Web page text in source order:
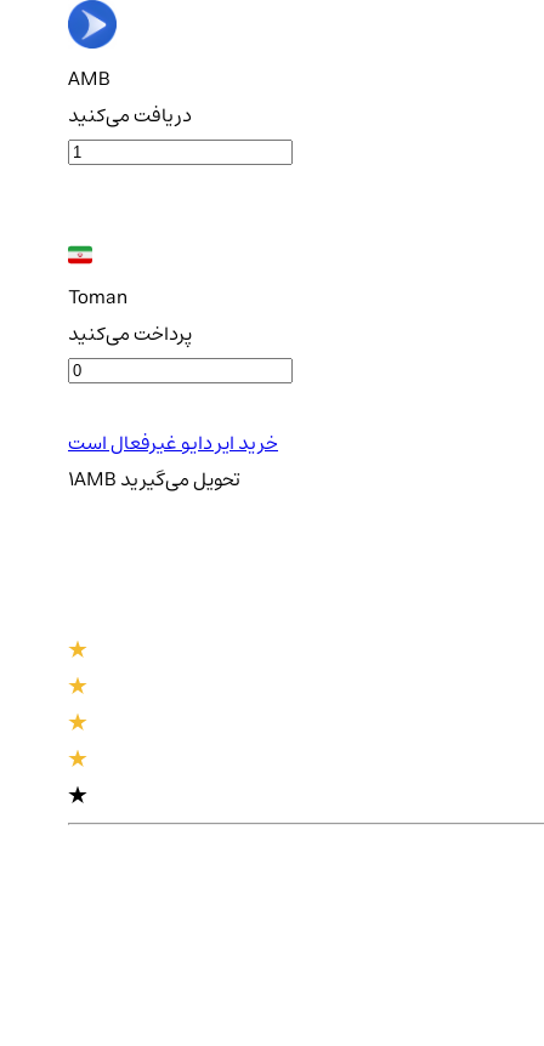
AMB
دریافت می‌کنید
Toman
پرداخت می‌کنید
خرید ایر دایو غیرفعال است
1AMB تحویلمی‌گیرید